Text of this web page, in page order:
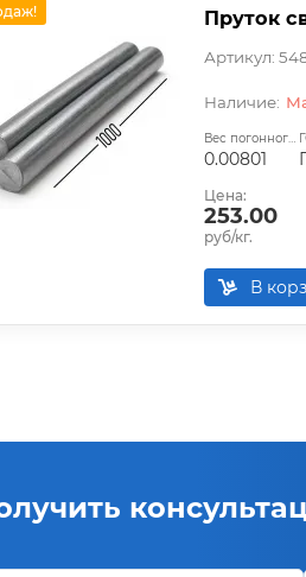
Пруток
Артикул:
Вес погонного метра, т.:
0.00801
Цена:
253.00
руб/кг.
В